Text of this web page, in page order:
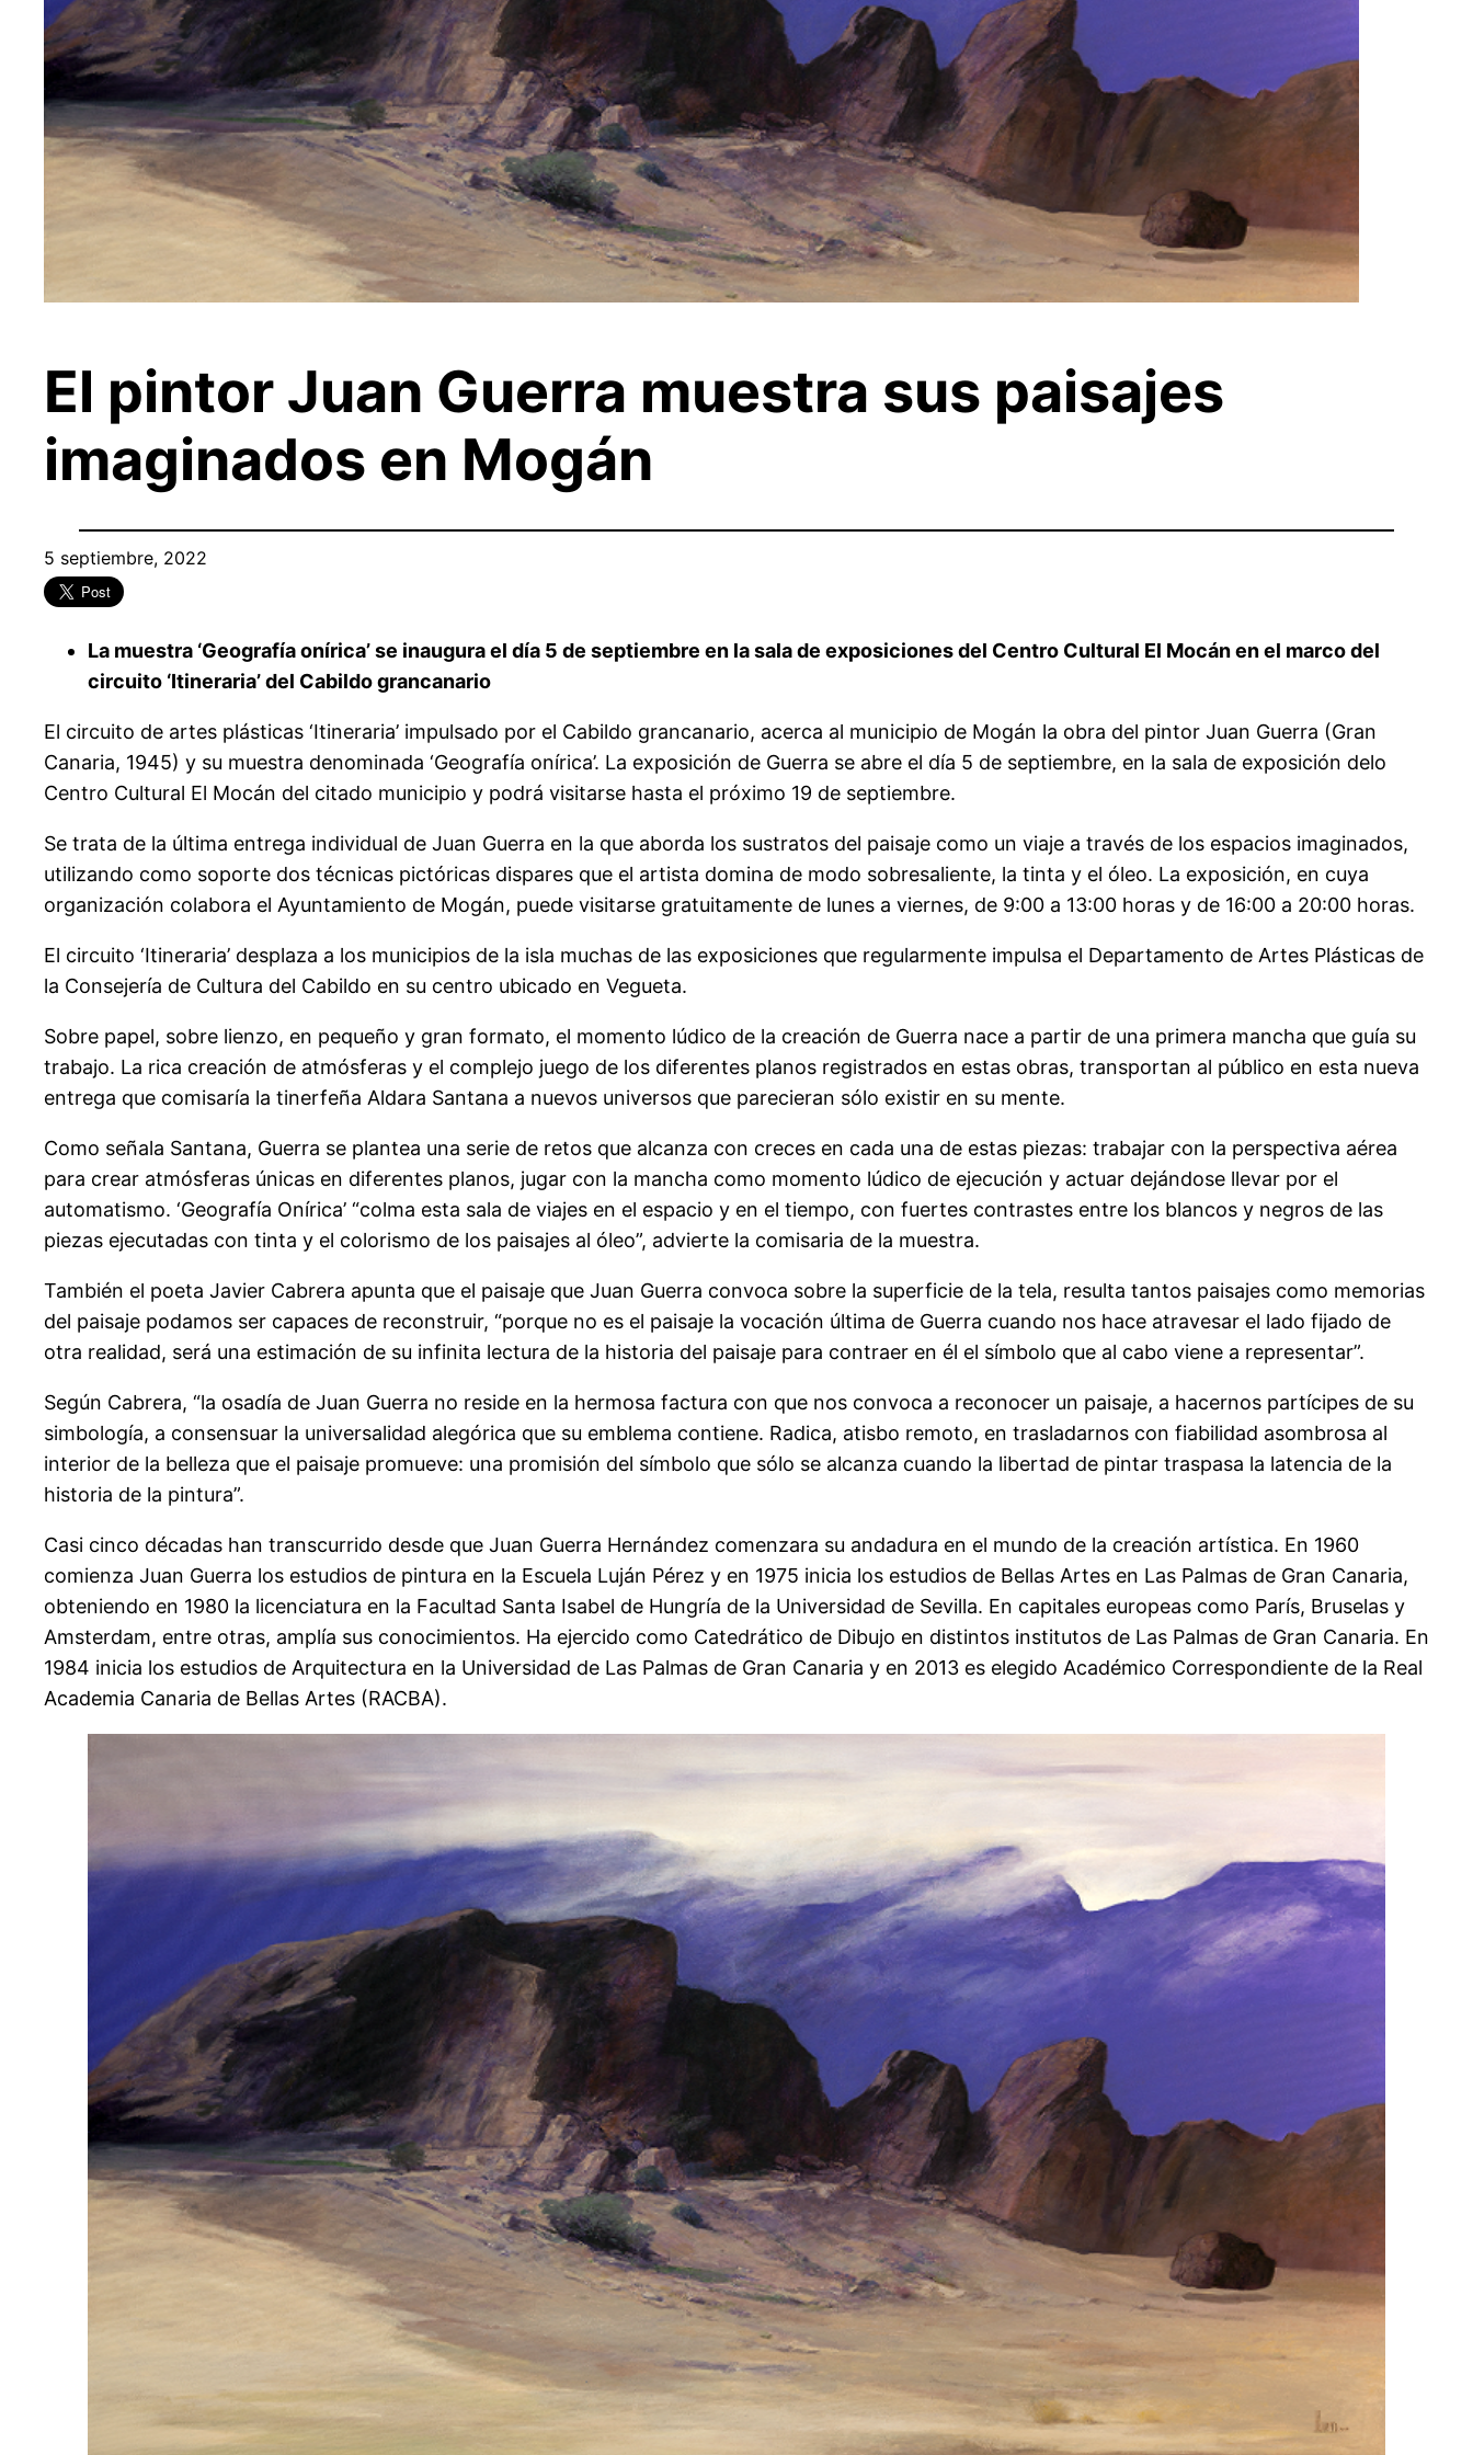
El pintor Juan Guerra muestra sus paisajes
imaginados en Mogán
5 septiembre, 2022
La muestra ‘Geografía onírica’ se inaugura el día 5 de septiembre en la sala de exposiciones del Centro Cultural El Mocán en el marco del
circuito ‘Itineraria’ del Cabildo grancanario
El circuito de artes plásticas ‘Itineraria’ impulsado por el Cabildo grancanario, acerca al municipio de Mogán la obra del pintor Juan Guerra (Gran
Canaria, 1945) y su muestra denominada ‘Geografía onírica’. La exposición de Guerra se abre el día 5 de septiembre, en la sala de exposición delo
Centro Cultural El Mocán del citado municipio y podrá visitarse hasta el próximo 19 de septiembre.
Se trata de la última entrega individual de Juan Guerra en la que aborda los sustratos del paisaje como un viaje a través de los espacios imaginados,
utilizando como soporte dos técnicas pictóricas dispares que el artista domina de modo sobresaliente, la tinta y el óleo. La exposición, en cuya
organización colabora el Ayuntamiento de Mogán, puede visitarse gratuitamente de lunes a viernes, de 9:00 a 13:00 horas y de 16:00 a 20:00 horas.
El circuito ‘Itineraria’ desplaza a los municipios de la isla muchas de las exposiciones que regularmente impulsa el Departamento de Artes Plásticas de
la Consejería de Cultura del Cabildo en su centro ubicado en Vegueta.
Sobre papel, sobre lienzo, en pequeño y gran formato, el momento lúdico de la creación de Guerra nace a partir de una primera mancha que guía su
trabajo. La rica creación de atmósferas y el complejo juego de los diferentes planos registrados en estas obras, transportan al público en esta nueva
entrega que comisaría la tinerfeña Aldara Santana a nuevos universos que parecieran sólo existir en su mente.
Como señala Santana, Guerra se plantea una serie de retos que alcanza con creces en cada una de estas piezas: trabajar con la perspectiva aérea
para crear atmósferas únicas en diferentes planos, jugar con la mancha como momento lúdico de ejecución y actuar dejándose llevar por el
automatismo. ‘Geografía Onírica’ “colma esta sala de viajes en el espacio y en el tiempo, con fuertes contrastes entre los blancos y negros de las
piezas ejecutadas con tinta y el colorismo de los paisajes al óleo”, advierte la comisaria de la muestra.
También el poeta Javier Cabrera apunta que el paisaje que Juan Guerra convoca sobre la superficie de la tela, resulta tantos paisajes como memorias
del paisaje podamos ser capaces de reconstruir, “porque no es el paisaje la vocación última de Guerra cuando nos hace atravesar el lado fijado de
otra realidad, será una estimación de su infinita lectura de la historia del paisaje para contraer en él el símbolo que al cabo viene a representar”.
Según Cabrera, “la osadía de Juan Guerra no reside en la hermosa factura con que nos convoca a reconocer un paisaje, a hacernos partícipes de su
simbología, a consensuar la universalidad alegórica que su emblema contiene. Radica, atisbo remoto, en trasladarnos con fiabilidad asombrosa al
interior de la belleza que el paisaje promueve: una promisión del símbolo que sólo se alcanza cuando la libertad de pintar traspasa la latencia de la
historia de la pintura”.
Casi cinco décadas han transcurrido desde que Juan Guerra Hernández comenzara su andadura en el mundo de la creación artística. En 1960
comienza Juan Guerra los estudios de pintura en la Escuela Luján Pérez y en 1975 inicia los estudios de Bellas Artes en Las Palmas de Gran Canaria,
obteniendo en 1980 la licenciatura en la Facultad Santa Isabel de Hungría de la Universidad de Sevilla. En capitales europeas como París, Bruselas y
Amsterdam, entre otras, amplía sus conocimientos. Ha ejercido como Catedrático de Dibujo en distintos institutos de Las Palmas de Gran Canaria. En
1984 inicia los estudios de Arquitectura en la Universidad de Las Palmas de Gran Canaria y en 2013 es elegido Académico Correspondiente de la Real
Academia Canaria de Bellas Artes (RACBA).